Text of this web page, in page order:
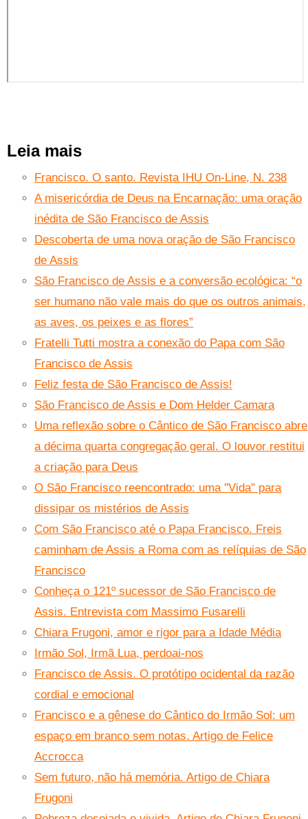
Leia mais
Francisco. O santo. Revista IHU On-Line, N. 238
A misericórdia de Deus na Encarnação: uma oração
inédita de São Francisco de Assis
Descoberta de uma nova oração de São Francisco
de Assis
São Francisco de Assis e a conversão ecológica: “o
ser humano não vale mais do que os outros animais,
as aves, os peixes e as flores”
Fratelli Tutti mostra a conexão do Papa com São
Francisco de Assis
Feliz festa de São Francisco de Assis!
São Francisco de Assis e Dom Helder Camara
Uma reflexão sobre o Cântico de São Francisco abre
a décima quarta congregação geral. O louvor restitui
a criação para Deus
O São Francisco reencontrado: uma ''Vida'' para
dissipar os mistérios de Assis
Com São Francisco até o Papa Francisco. Freis
caminham de Assis a Roma com as relíquias de São
Francisco
Conheça o 121º sucessor de São Francisco de
Assis. Entrevista com Massimo Fusarelli
Chiara Frugoni, amor e rigor para a Idade Média
Irmão Sol, Irmã Lua, perdoai-nos
Francisco de Assis. O protótipo ocidental da razão
cordial e emocional
Francisco e a gênese do Cântico do Irmão Sol: um
espaço em branco sem notas. Artigo de Felice
Accrocca
Sem futuro, não há memória. Artigo de Chiara
Frugoni